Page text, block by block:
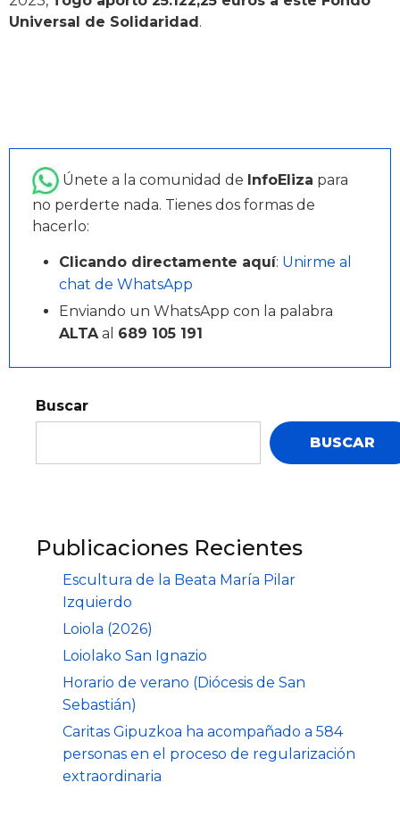
Universal de Solidaridad.
Únete a la comunidad de InfoEliza para
no perderte nada. Tienes dos formas de
hacerlo:
Clicando directamente aquí: Unirme al
chat de WhatsApp
Enviando un WhatsApp con la palabra
ALTAal 689 105 191
Buscar
BUSCAR
Publicaciones Recientes
Escultura de la Beata María Pilar
Izquierdo
Loiola (2026)
Loiolako San Ignazio
Horario de verano (Diócesis de San
Sebastián)
Caritas Gipuzkoa ha acompañado a 584
personas en el proceso de regularización
extraordinaria